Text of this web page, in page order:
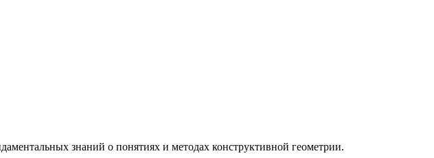
знаний о понятиях и методах конструктивной геометрии.